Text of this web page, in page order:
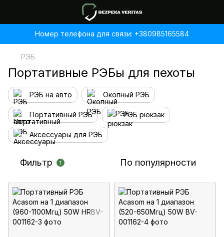
Номер телефона для связи: +380985165584
РЭБ
Портативные РЭБы для пехоты
РЭБ на авто Окопный РЭБ
Портативный РЭБ РЭБ рюкзак
Аксессуары для РЭБ
Фильтр 1 По популярности